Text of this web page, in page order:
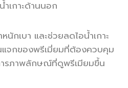
เกาะด้านนอก
กเบา และช่วยลดไอน้ำเกาะ
แจกของพรีเมี่ยมที่ต้องควบคุม
รภาพลักษณ์ที่ดูพรีเมียมขึ้น